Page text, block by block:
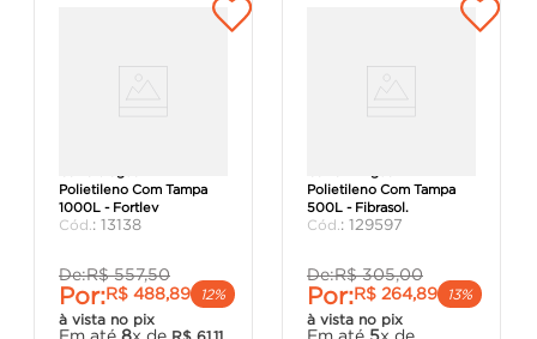
Polietileno Com Tampa
1000L - Fortlev
: 13138
De:R$ 557,50
Por:R$ 488,89
12%
à vista no pix
Em até 8x de R$ 61,11
Polietileno Com Tampa
500L - Fibrasol.
: 129597
De:R$ 305,00
Por:R$ 264,89
13%
à vista no pix
Em até 5x de